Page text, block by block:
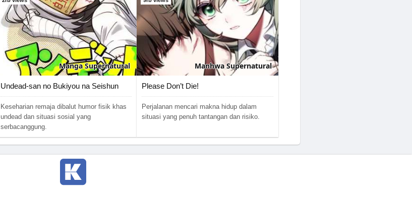
MangaSupernatural
Undead-san no Bukiyou na Seishun
Keseharian remaja dibalut humor fisik khas
undead dan situasi sosial yang
serbacanggung.
ManhwaSupernatural
Please Don’t Die!
Perjalanan mencari makna hidup dalam
situasi yang penuh tantangan dan risiko.